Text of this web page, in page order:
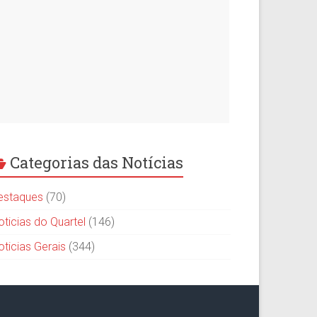
Categorias das Notícias
(70)
do Quartel (146)
Gerais (344)